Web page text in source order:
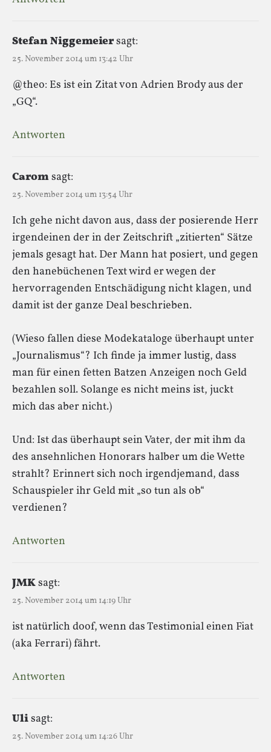
Stefan Niggemeiersagt:
25. November 2014 um 13:42 Uhr
@theo: Es ist ein Zitat von Adrien Brody aus der
„GQ“.
Antworten
Caromsagt:
25. November 2014 um 13:54 Uhr
Ich gehe nicht davon aus, dass der posierende Herr
irgendeinen der in der Zeitschrift „zitierten“ Sätze
jemals gesagt hat. Der Mann hat posiert, und gegen
den hanebüchenen Text wird er wegen der
hervorragenden Entschädigung nicht klagen, und
damit ist der ganze Deal beschrieben.
(Wieso fallen diese Modekataloge überhaupt unter
„Journalismus“? Ich finde ja immer lustig, dass
man für einen fetten Batzen Anzeigen noch Geld
bezahlen soll. Solange es nicht meins ist, juckt
mich das aber nicht.)
Und: Ist das überhaupt sein Vater, der mit ihm da
des ansehnlichen Honorars halber um die Wette
strahlt? Erinnert sich noch irgendjemand, dass
Schauspieler ihr Geld mit „so tun als ob“
verdienen?
Antworten
JMKsagt:
25. November 2014 um 14:19 Uhr
ist natürlich doof, wenn das Testimonial einen Fiat
(aka Ferrari) fährt.
Antworten
Ulisagt:
25. November 2014 um 14:26 Uhr